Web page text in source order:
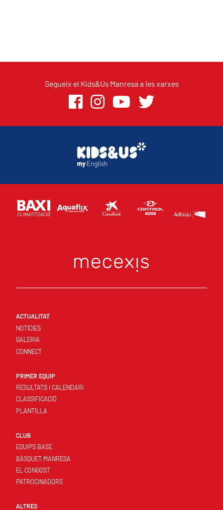
Segueix el Kids&Us Manresa a les xarxes
ACTUALITAT
NOTÍCIES
GALERIA
CONNECT
PRIMER EQUIP
RESULTATS I CALENDARI
CLASSIFICACIÓ
PLANTILLA
CLUB
EQUIPS BASE
BÀSQUET MANRESA
EL CONGOST
PATROCINADORS
ALTRES